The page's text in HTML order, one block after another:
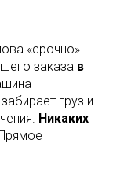
«срочно».
заказа в
груз и
Никаких